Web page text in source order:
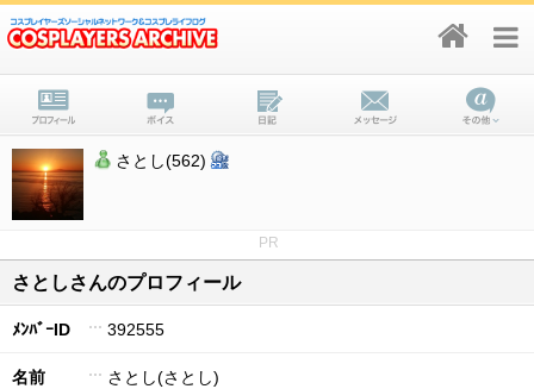
さとし(562)
PR
さとしさんのプロフィール
ﾒﾝﾊﾞｰID 392555
名前 さとし(さとし)